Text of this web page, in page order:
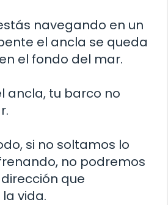
navegando en un
el ancla se queda
el fondo del mar.
ancla, tu barco no
si no soltamos lo
no podremos
que
vida.